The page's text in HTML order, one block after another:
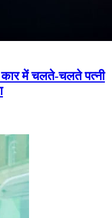
में चलते-चलते पत्नी